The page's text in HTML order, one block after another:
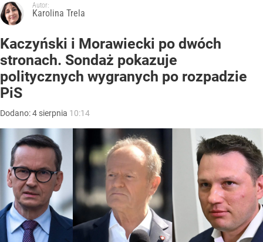
Autor:
Karolina Trela
Kaczyński i Morawiecki po dwóch
stronach. Sondaż pokazuje
politycznych wygranych po rozpadzie
PiS
Dodano:4 sierpnia 10:14